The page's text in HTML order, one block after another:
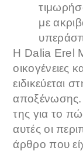
με
Η Dalia Erel
οικογένειες
ειδικεύεται
αποξένωσης.
της για το
αυτές οι
άρθρο που